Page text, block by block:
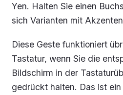
Yen. Halten Sie einen
sich Varianten mit
Diese Geste funktioniert
Tastatur, wenn Sie die
Bildschirm in der
gedrückt halten. Das ist